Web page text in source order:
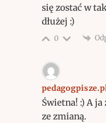
się zostać w
dłużej :)
0
Świetna! :) A
ze zmianą.